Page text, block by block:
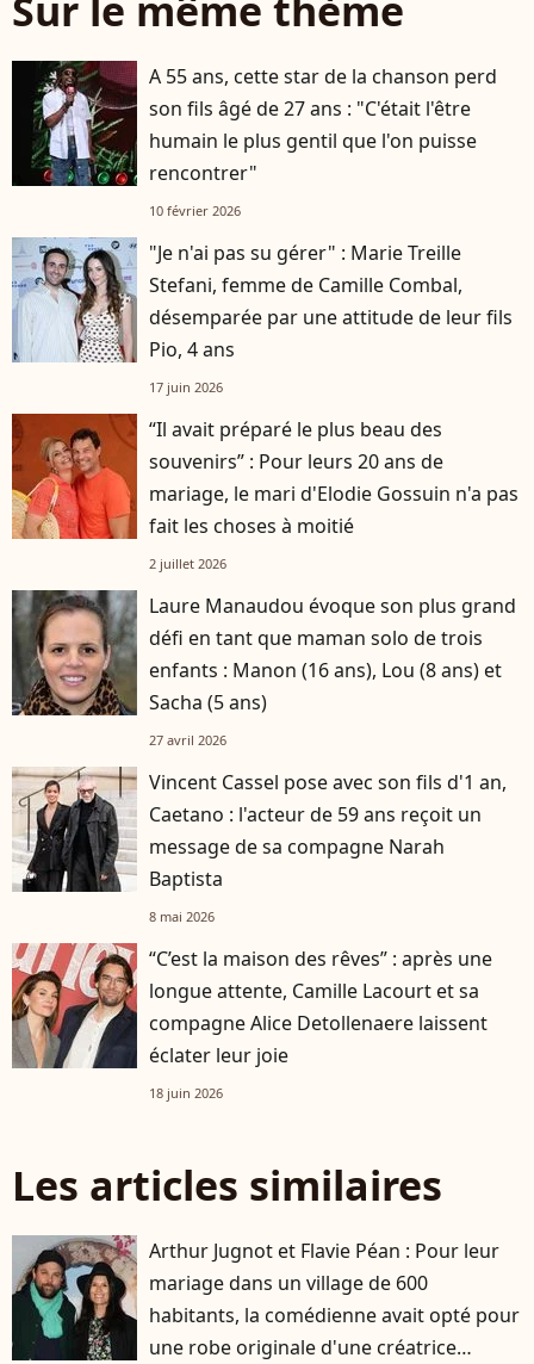
A 55 ans, cette star de la chanson perd
son fils âgé de 27 ans : "C'était l'être
humain le plus gentil que l'on puisse
rencontrer"
10 février 2026
"Je n'ai pas su gérer" : Marie Treille
Stefani, femme de Camille Combal,
désemparée par une attitude de leur fils
Pio, 4 ans
17 juin 2026
“Il avait préparé le plus beau des
souvenirs” : Pour leurs 20 ans de
mariage, le mari d'Elodie Gossuin n'a pas
fait les choses à moitié
2 juillet 2026
Laure Manaudou évoque son plus grand
défi en tant que maman solo de trois
enfants : Manon (16 ans), Lou (8 ans) et
Sacha (5 ans)
27 avril 2026
Vincent Cassel pose avec son fils d'1 an,
Caetano : l'acteur de 59 ans reçoit un
message de sa compagne Narah
Baptista
8 mai 2026
“C’est la maison des rêves” : après une
longue attente, Camille Lacourt et sa
compagne Alice Detollenaere laissent
éclater leur joie
18 juin 2026
Les articles similaires
Arthur Jugnot et Flavie Péan : Pour leur
mariage dans un village de 600
habitants, la comédienne avait opté pour
une robe originale d'une créatrice